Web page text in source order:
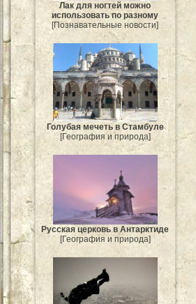
Лак для ногтей можно
использовать по разному
[Познавательные новости]
Голубая мечеть в Стамбуле
[География и природа]
Русская церковь в Антарктиде
[География и природа]